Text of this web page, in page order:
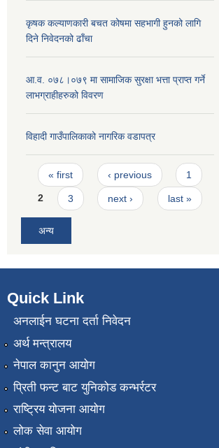
कृषक कल्याणकारी बचत कोषमा सहभागी हुनको लागि
दिने निवेदनको ढाँचा
आ.व. ०७८।०७९ मा सामाजिक सुरक्षा भत्ता प्राप्त गर्ने
लाभग्राहीहरुको विवरण
विहादी गाउँपालिकाको नागरिक वडापत्र
Pages
« first ‹ previous 1
2 3 next › last »
अन्य
Quick Link
अनलाईन घटना दर्ता निवेदन
अर्थ मन्त्रालय
नेपाल कानुन आयोग
प्रिती फन्ट बाट युनिकोड कन्भर्रटर
राष्ट्रिय योजना आयोग
लोक सेवा आयोग